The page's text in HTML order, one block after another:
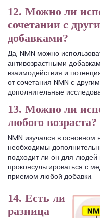
12. Можно ли
сочетании с
добавками?
Да, NMN можно
антивозрастными
взаимодействия и
от сочетания NMN с
дополнительные
13. Можно ли
любого возраста?
NMN изучался в
необходимы
подходит ли он для людей
проконсультироваться с
приемом любой добавки.
14. Есть ли
разница